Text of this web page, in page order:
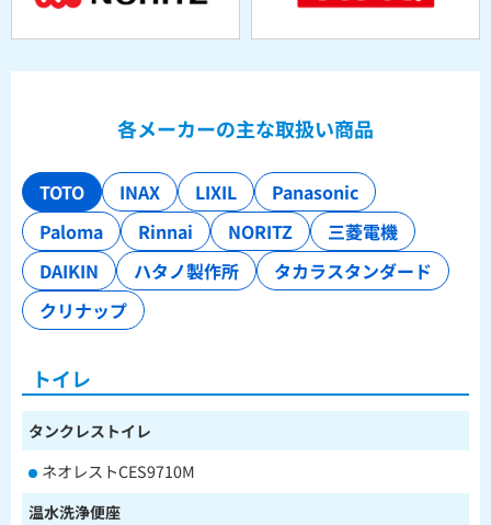
各メーカーの主な取扱い商品
TOTO INAX LIXIL
Panasonic
Paloma
Rinnai NORITZ
三菱電機
DAIKIN
ハタノ製作所
タカラスタンダード
クリナップ
トイレ
タンクレストイレ
ネオレストCES9710M
温水洗浄便座